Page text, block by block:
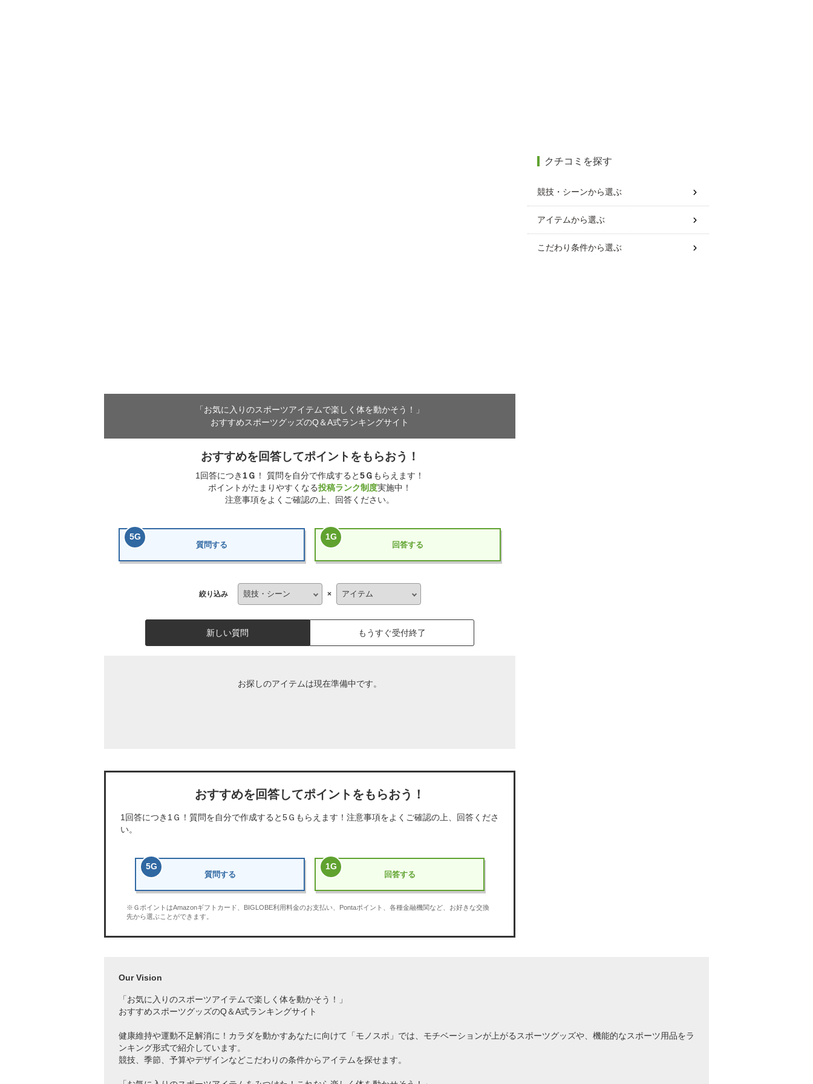
「お気に入りのスポーツアイテムで楽しく体を動かそう！」
おすすめスポーツグッズのQ＆A式ランキングサイト
おすすめを回答してポイントをもらおう！
1回答につき 1 Ｇ ！ 質問を自分で作成すると 5 Ｇ もらえます！
ポイントがたまりやすくなる投稿ランク制度実施中！
注意事項をよくご確認の上、回答ください。
5G
質問する
1G
回答する
絞り込み ×
新しい質問 もうすぐ受付終了
お探しのアイテムは現在準備中です。
おすすめを回答してポイントをもらおう！
1回答につき 1Ｇ ！質問を自分で作成すると 5Ｇ もらえます！注意事項をよくご確認の上、回答くださ
い。
5G
質問する
1G
回答する
※ＧポイントはAmazonギフトカード、BIGLOBE利用料金のお支払い、Pontaポイント、各種金融機関など、お好きな交換
先から選ぶことができます。
クチコミを探す
競技・シーンから選ぶ
アイテムから選ぶ
こだわり条件から選ぶ
Our Vision
「お気に入りのスポーツアイテムで楽しく体を動かそう！」
おすすめスポーツグッズのQ＆A式ランキングサイト
健康維持や運動不足解消に！カラダを動かすあなたに向けて「モノスポ」では、モチベーションが上がるスポーツグッズや、機能的なスポーツ用品をラ
ンキング形式で紹介しています。
競技、季節、予算やデザインなどこだわりの条件からアイテムを探せます。